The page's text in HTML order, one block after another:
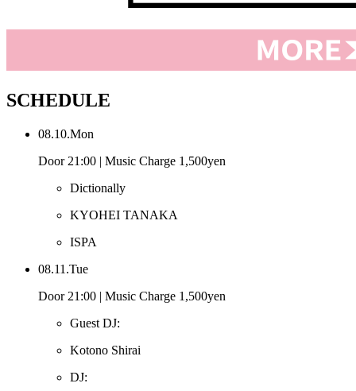
SCHEDULE
08.10.Mon
Door 21:00 | Music Charge 1,500yen
Dictionally
KYOHEI TANAKA
ISPA
08.11.Tue
Door 21:00 | Music Charge 1,500yen
Guest DJ:
Kotono Shirai
DJ: